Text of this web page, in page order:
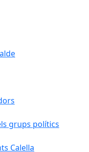
grups polítics
Calella